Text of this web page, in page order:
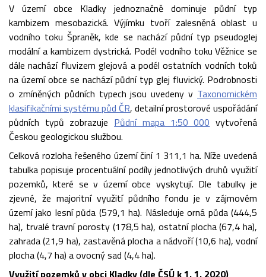
V území obce Kladky jednoznačně dominuje půdní typ
kambizem mesobazická. Výjímku tvoří zalesněná oblast u
vodního toku Špraněk, kde se nachází půdní typ pseudoglej
modální a kambizem dystrická. Podél vodního toku Věžnice se
dále nachází fluvizem glejová a podél ostatních vodních toků
na území obce se nachází půdní typ glej fluvický. Podrobnosti
o zmíněných půdních typech jsou uvedeny v Taxonomickém
klasifikačními systému půd ČR, detailní prostorové uspořádání
půdních typů zobrazuje Půdní mapa 1:50 000 vytvořená
Českou geologickou službou.
Celková rozloha řešeného území činí 1 311,1 ha. Níže uvedená
tabulka popisuje procentuální podíly jednotlivých druhů využití
pozemků, které se v území obce vyskytují. Dle tabulky je
zjevné, že majoritní využití půdního fondu je v zájmovém
území jako lesní půda (579,1 ha). Následuje orná půda (444,5
ha), trvalé travní porosty (178,5 ha), ostatní plocha (67,4 ha),
zahrada (21,9 ha), zastavěná plocha a nádvoří (10,6 ha), vodní
plocha (4,7 ha) a ovocný sad (4,4 ha).
Využití pozemků v obci Kladky (dle ČSÚ k 1. 1. 2020)